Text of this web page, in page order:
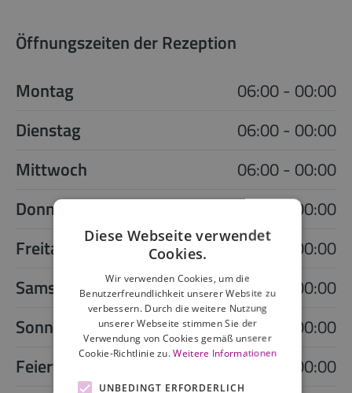
Öffnungszeiten der Rezeption
Montag
06:00 - 00:00
Dienstag
06:00 - 00:00
Mittwoch
06:00 - 00:00
Donnerstag
06:00 - 00:00
Freitag
06:00 - 00:00
Samstag
06:00 - 00:00
Sonntag
06:00 - 00:00
Feiertag
06:00 - 00:00
Diese Webseite verwendet
Cookies.
Wir verwenden Cookies, um die
Benutzerfreundlichkeit unserer Website zu
verbessern. Durch die weitere Nutzung
unserer Webseite stimmen Sie der
Verwendung von Cookies gemäß unserer
Cookie-Richtlinie zu.Weitere Informationen
UNBEDINGT ERFORDERLICH